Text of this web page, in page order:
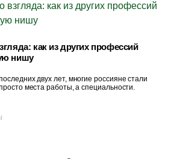
как из других профессий
нишу
двух лет, многие россияне стали
места работы, а специальности.